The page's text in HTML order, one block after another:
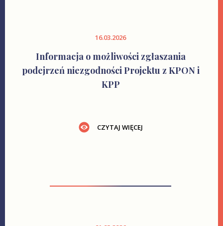
16.03.2026
Informacja o możliwości zgłaszania
podejrzeń niezgodności Projektu z KPON i
KPP
CZYTAJ WIĘCEJ